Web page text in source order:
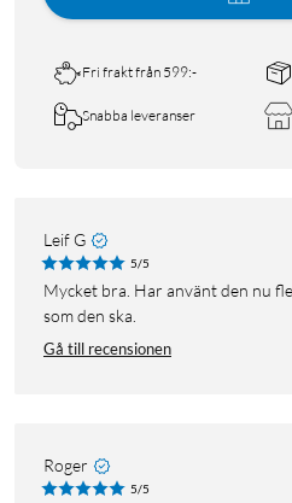
Fri frakt från 599:-
Snabba leveranser
Leif G
5/5
Mycket bra. Har använt den nu flera dagar och den fungerar
som den ska.
Gå till recensionen
Roger
5/5